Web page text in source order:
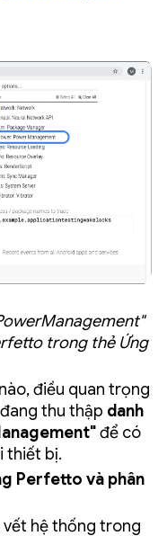
trong thẻ Ứng
điều quan trọng
thu thập danh
để có
thiết bị.
Perfetto và phân
vết hệ thống trong